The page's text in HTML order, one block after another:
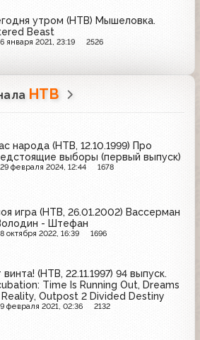
утром (НТВ) Мышеловка.
Beast
6 января 2021, 23:19 2526
НТВ
народа (НТВ, 12.10.1999) Про
выборы (первый выпуск)
29 февраля 2024, 12:44 1678
игра (НТВ, 26.01.2002) Вассерман
- Штефан
8 октября 2022, 16:39 1696
(НТВ, 22.11.1997) 94 выпуск.
Time Is Running Out, Dreams
Outpost 2 Divided Destiny
9 февраля 2021, 02:36 2132